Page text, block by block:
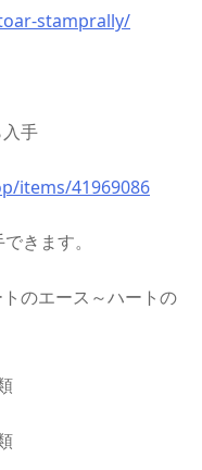
stamprally/
手
items/41969086
きます。
のエース～ハートの